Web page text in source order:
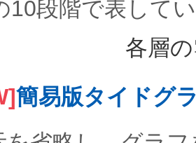
10段階で表して
各層
簡易版タイドグ